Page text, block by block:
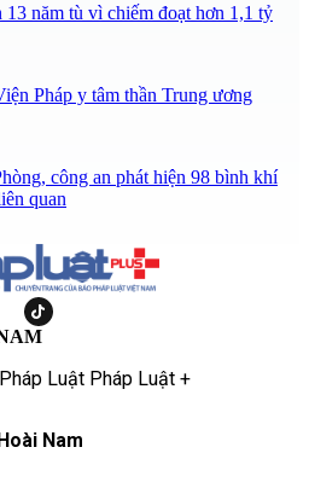
năm tù vì chiếm đoạt hơn 1,1 tỷ
Pháp y tâm thần Trung ương
công an phát hiện 98 bình khí
quan
Luật Pháp Luật +
Nam